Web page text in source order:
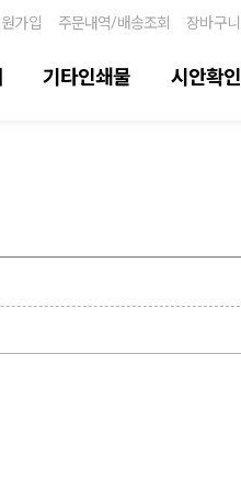
가입 주문내역/배송조회 장바구니
기타인쇄물 시안확인